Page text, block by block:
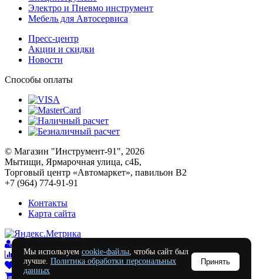
Электро и Пневмо инструмент
Мебель для Автосервиса
Пресс-центр
Акции и скидки
Новости
Способы оплаты
© Магазин "Инструмент-91", 2026
Мытищи, Ярмарочная улица, с4Б,
Торговый центр «Автомаркет», павильон В2
+7 (964) 774-91-91
Контакты
Карта сайта
Сравнение 0
Отложенные 0
Моя корзина
Мы используем cookie-файлы, чтобы сайт был
лучше. Политика обработки персональных
данных
Принять